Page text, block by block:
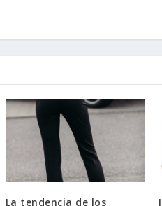
La tendencia de los